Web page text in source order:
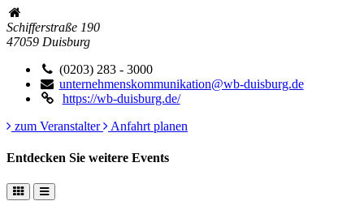
Schifferstraße 190
47059 Duisburg
(0203) 283 - 3000
unternehmenskommunikation@wb-duisburg.de
https://wb-duisburg.de/
zum Veranstalter
Anfahrt planen
Entdecken Sie weitere Events